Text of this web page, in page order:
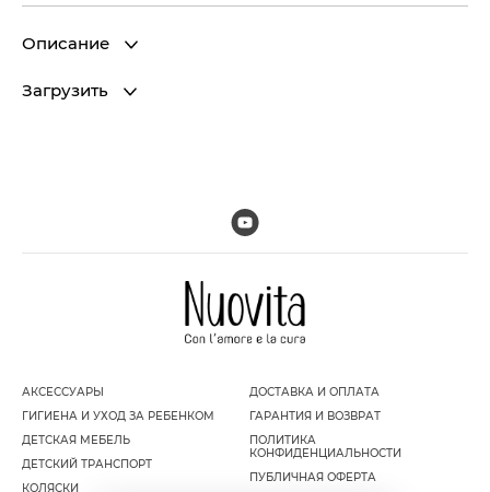
Описание
Загрузить
АКСЕССУАРЫ
ГИГИЕНА И УХОД ЗА РЕБЕНКОМ
ДЕТСКАЯ МЕБЕЛЬ
ДЕТСКИЙ ТРАНСПОРТ
КОЛЯСКИ
ДОСТАВКА И ОПЛАТА
ГАРАНТИЯ И ВОЗВРАТ
ПОЛИТИКА
КОНФИДЕНЦИАЛЬНОСТИ
ПУБЛИЧНАЯ ОФЕРТА